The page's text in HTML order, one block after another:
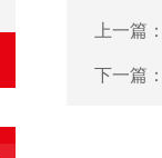
上一篇
下一篇